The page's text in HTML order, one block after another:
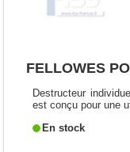
FELLOWES
Destructeur
est conçu pour une
En stock